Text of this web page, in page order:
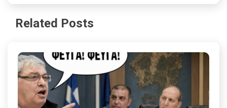
Related Posts